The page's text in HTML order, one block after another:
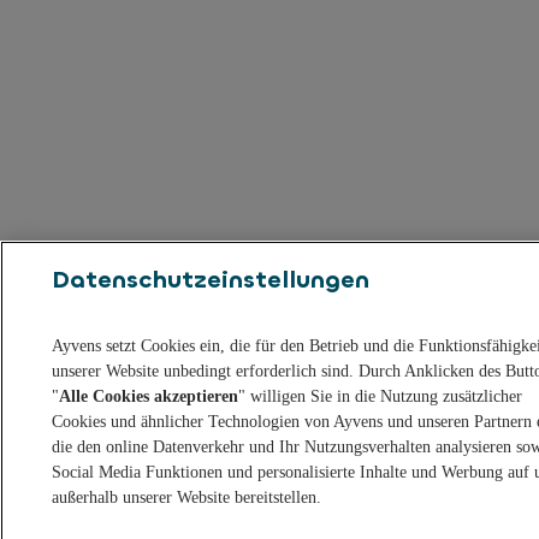
Datenschutzeinstellungen
Ayvens setzt Cookies ein, die für den Betrieb und die
unserer Website unbedingt erforderlich sind. Durch Anklicken des
"Alle Cookies akzeptieren" willigen Sie in die Nutzung zusätzlicher
Cookies und ähnlicher Technologien von Ayvens und unseren Partnern
die den online Datenverkehr und Ihr Nutzungsverhalten analysieren
Social Media Funktionen und personalisierte Inhalte und Werbung auf
außerhalb unserer Website bereitstellen.